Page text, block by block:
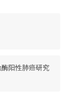
阳性肺癌研究